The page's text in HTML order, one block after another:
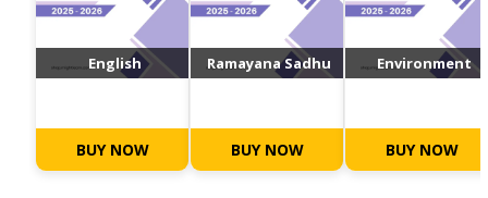
English
BUY NOW
Ramayana Sadhu
BUY NOW
Environment
BUY NOW